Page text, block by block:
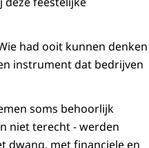
had ooit kunnen denken
instrument dat bedrijven
soms behoorlijk
niet terecht - werden
dwang, met financiele en